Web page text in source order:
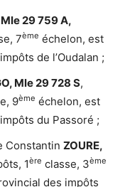
29 759 A,
7ème échelon, est
de l’Oudalan ;
Mle 29 728 S,
9ème échelon, est
du Passoré ;
Constantin ZOURE,
1ère classe, 3ème
des impôts